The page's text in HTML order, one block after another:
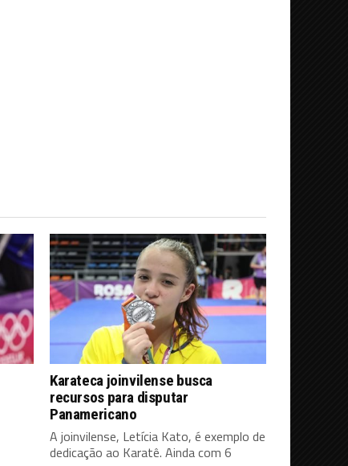
Karateca joinvilense busca
recursos para disputar
Panamericano
A joinvilense, Letícia Kato, é exemplo de
dedicação ao Karatê. Ainda com 6